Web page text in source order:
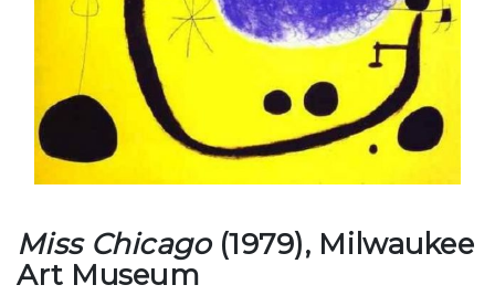
Miss Chicago(1979), Milwaukee
Art Museum